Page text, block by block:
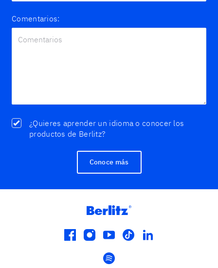
Comentarios:
¿Quieres aprender un idioma o conocer los
productos de Berlitz?
Conoce más
facebook
instagram
youtube
tiktoklinkedin
spotify